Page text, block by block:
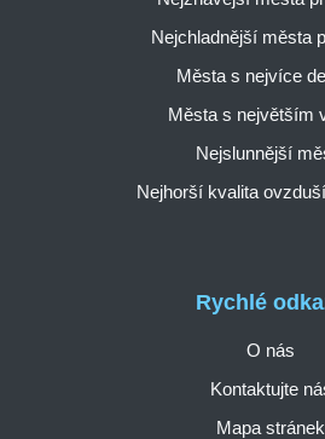
Rychlé
O nás
Kontaktujte
Mapa stránek
Nejchladnější města
Města s nejvíce
Města s největším
Nejslunnější
Nejhorší kvalita